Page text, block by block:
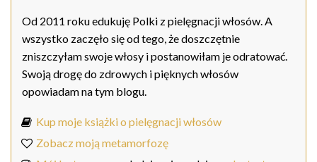
Od 2011 roku edukuję Polki z pielęgnacji włosów. A
wszystko zaczęło się od tego, że doszczętnie
zniszczyłam swoje włosy i postanowiłam je odratować.
Swoją drogę do zdrowych i pięknych włosów
opowiadam na tym blogu.
Kup moje książki o pielęgnacji włosów
Zobacz moją metamorfozę